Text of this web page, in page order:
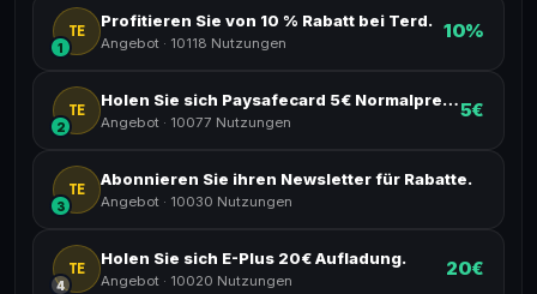
TE
1
Profitieren Sie von 10 % Rabatt bei Terd.
Angebot · 10118 Nutzungen
10%
TE
2
Holen Sie sich Paysafecard 5€ Normalpreis.
Angebot · 10077 Nutzungen
5€
TE
3
Abonnieren Sie ihren Newsletter für Rabatte.
Angebot · 10030 Nutzungen
TE
4
Holen Sie sich E-Plus 20€ Aufladung.
Angebot · 10020 Nutzungen
20€